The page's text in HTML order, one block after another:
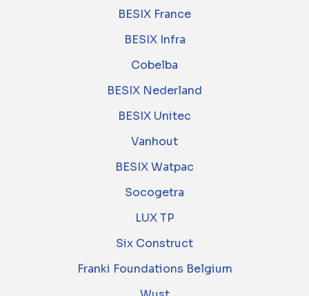
BESIX France
BESIX Infra
Cobelba
BESIX Nederland
BESIX Unitec
Vanhout
BESIX Watpac
Socogetra
LUX TP
Six Construct
Franki Foundations Belgium